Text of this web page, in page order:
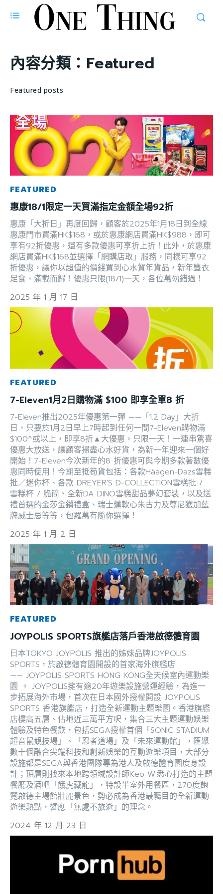
內容分類： Featured
Featured posts
FEATURED
惠康18/1限定一天買滿指定金額全場92折
惠康「大折日」再度回歸，顧客於2025年1月18日到全線
惠康門市買滿HK$168，或於惠康網店買滿HK$988，即可
享有92折優惠，還有多款優惠可享折上折！此外，於惠康
網店買滿HK$168並選擇「網購店取」服務，同樣可享92
折優惠，讓你以超值的價錢買到心水賀年貨品，新年豐衣
足食、滿載而歸！優惠只限(18/1)一天，各位萬勿錯過！
2025 年 1 月 17 日
FEATURED
7-Eleven1月2日購物滿 $100 即享全單8 折
7-Eleven推出2025年優惠第一彈 ——「1.2 Day」大折
日，只要於1月2日早上7時起到任何一間7-Eleven購物滿
$100^或以上，即享8折▲大優惠，只限一天！一連串驚喜
優惠大放送，讓顧客掃盡心水好貨，為新一年迎來一個好
開始！7-Eleven今次新年的8 折優惠可與今期多款著數優
惠同時使用！今期至抵筍貨包括：各款Häagen-Dazs雪糕
批／迷你杯、各款 DREYER'S D-COLLECTION雪糕批 /
雪糕杯 / 脆筒、全新DA DINO雪糕甜品夢幻套裝，以及送
禮首選的金莎金鑽禮盒、瑞士蓮軟心朱古力及尊尼獲加藍
牌威士忌等等，包羅萬有隨你選擇！
2025 年 1 月 2 日
FEATURED
JOYPOLIS SPORTS旗艦店落戶香港啟德體育園
日本TOKYO JOYPOLIS 推出的姊妹品牌JOYPOLIS
SPORTS，於啟德體育園開設的首家海外旗艦店
—— JOYPOLIS SPORTS HONG KONG全天候室內運動樂
園 。 JOYPOLIS擁有逾20年遊樂設施營運經驗，為進一
步拓展海外市場，首次在日本國外授權開設 JOYPOLIS
SPORTS 香港旗艦店，打造全新運動主題樂園。香港旗艦
店樓高五層、佔地近三萬平方呎，集合三大主題運動娛樂
體驗及特色餐飲，包括SEGA授權首個「SONIC STADIUM
超音鼠競技場」、「忍者道場」及「未來運動館」，匯聚
數十個融合尖端科技和創新娛樂的互動遊樂項目，大部分
設施都是SEGA與香港團隊專為港人及啟德體育園度身設
計；頂層則找來本地跨領域設計師Keo W.悉心打造的主題
餐廳及酒吧「餓虎藏龍」，特設半室外用餐區，270度飽
覽啟德主場館壯麗景色，勢必成為香港最矚目的全新運動
遊樂熱點，響應「無處不旅遊」的理念。
2024 年 12 月 23 日